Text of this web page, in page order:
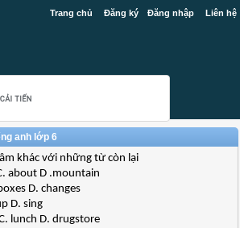
Trang chủ Đăng ký Đăng nhập Liên hệ
anh lớp 6
khác với những từ còn lại
about D .mountain
D. changes
D. sing
lunch D. drugstore